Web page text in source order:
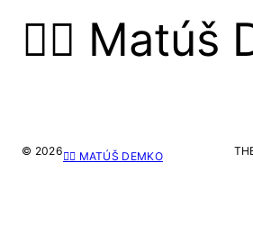
🙋‍♂️ Matúš
© 2026🙋‍♂️ MATÚŠ DEMKO